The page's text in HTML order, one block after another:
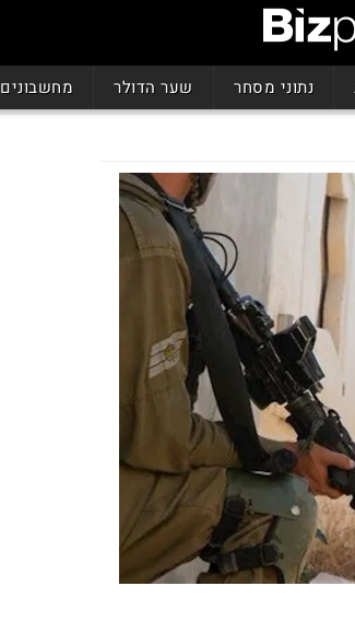
נתוני מסחר שער הדולר מחשבונים